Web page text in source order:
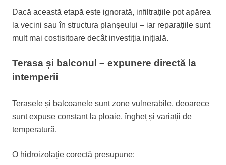
Dacă această etapă este ignorată, infiltrațiile pot apărea
la vecini sau în structura planșeului – iar reparațiile sunt
mult mai costisitoare decât investiția inițială.
Terasa și balconul – expunere directă la
intemperii
Terasele și balcoanele sunt zone vulnerabile, deoarece
sunt expuse constant la ploaie, îngheț și variații de
temperatură.
O hidroizolație corectă presupune: